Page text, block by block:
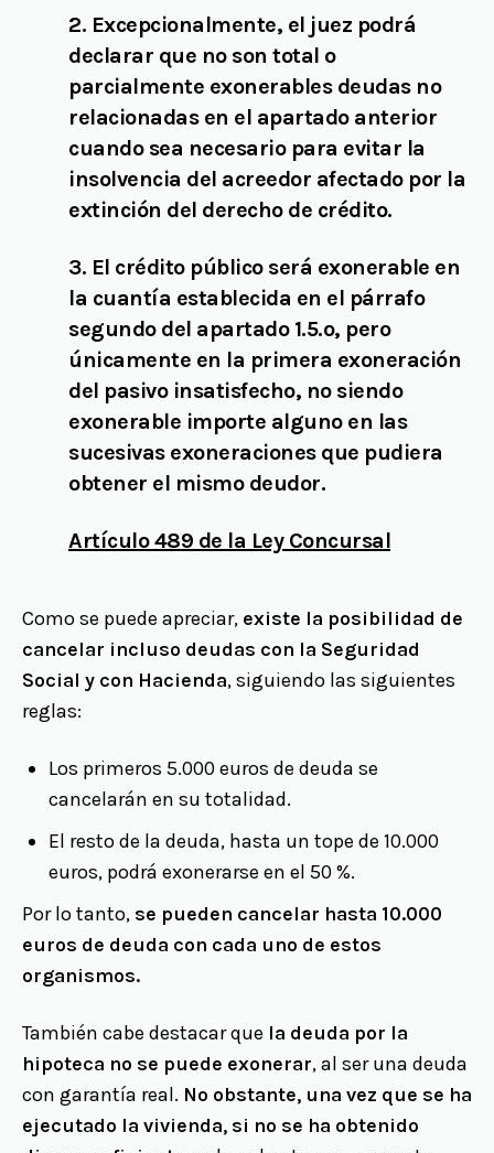
2. Excepcionalmente, el juez podrá
declarar que no son total o
parcialmente exonerables deudas no
relacionadas en el apartado anterior
cuando sea necesario para evitar la
insolvencia del acreedor afectado por la
extinción del derecho de crédito.
3. El crédito público será exonerable en
la cuantía establecida en el párrafo
segundo del apartado 1.5.º, pero
únicamente en la primera exoneración
del pasivo insatisfecho, no siendo
exonerable importe alguno en las
sucesivas exoneraciones que pudiera
obtener el mismo deudor.
Artículo 489 de la Ley Concursal
Como se puede apreciar, existe la posibilidad de
cancelar incluso deudas con la Seguridad
Social y con Hacienda, siguiendo las siguientes
reglas:
Los primeros 5.000 euros de deuda se
cancelarán en su totalidad.
El resto de la deuda, hasta un tope de 10.000
euros, podrá exonerarse en el 50 %.
Por lo tanto, se pueden cancelar hasta 10.000
euros de deuda con cada uno de estos
organismos.
También cabe destacar que la deuda por la
hipoteca no se puede exonerar, al ser una deuda
con garantía real. No obstante, una vez que se ha
ejecutado la vivienda, si no se ha obtenido